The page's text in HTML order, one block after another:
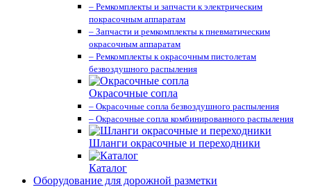
– Ремкомплекты и запчасти к электрическим
покрасочным аппаратам
– Запчасти и ремкомплекты к пневматическим
окрасочным аппаратам
– Ремкомплекты к окрасочным пистолетам
безвоздушного распыления
Окрасочные сопла
– Окрасочные сопла безвоздушного распыления
– Окрасочные сопла комбинированного распыления
Шланги окрасочные и переходники
Каталог
Оборудование для дорожной разметки